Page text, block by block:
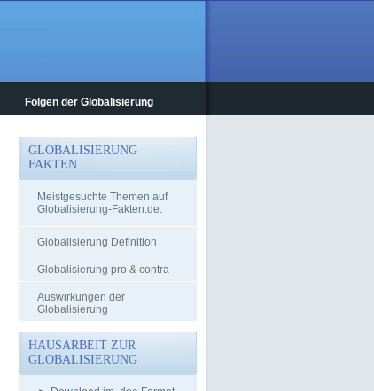
Folgen der Globalisierung
GLOBALISIERUNG
FAKTEN
Meistgesuchte Themen auf
Globalisierung-Fakten.de:
Globalisierung Definition
Globalisierung pro & contra
Auswirkungen der
Globalisierung
HAUSARBEIT ZUR
GLOBALISIERUNG